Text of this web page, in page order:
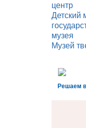
центр
Детский
музея
Музей
Решаем